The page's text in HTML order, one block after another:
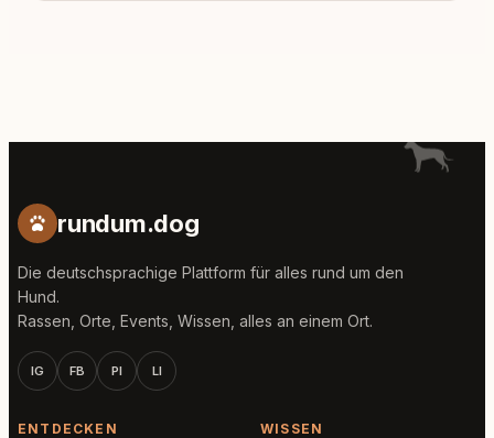
rundum.dog
Die deutschsprachige Plattform für alles rund um den
Hund.
Rassen, Orte, Events, Wissen, alles an einem Ort.
IG FB PI LI
ENTDECKEN WISSEN